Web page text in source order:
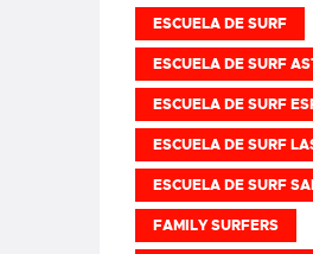
ESCUELA DE SURF
ESCUELA DE SURF
ESCUELA DE SURF
ESCUELA DE SURF
ESCUELA DE SURF
FAMILY SURFERS